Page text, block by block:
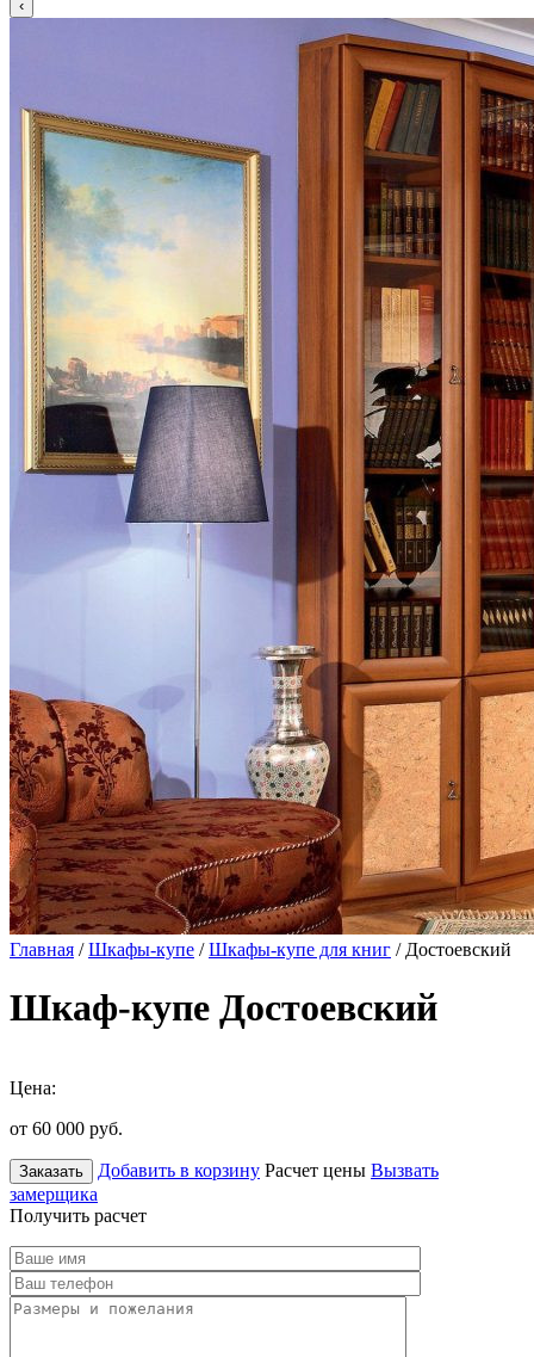
Главная /Шкафы-купе /Шкафы-купе для книг / Достоевский
Шкаф-купе Достоевский
Цена:
от 60 000 руб.
Заказать Добавить в корзину Расчет цены Вызвать
замерщика
Получить расчет